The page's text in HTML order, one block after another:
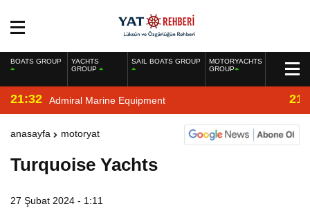
BOATS GROUP
YACHTS
GROUP
SAIL BOATS GROUP
MOTORYACHTS
GROUP
21:32 Admiral Marine Equipment
anasayfa motoryat
Turquoise Yachts
27 Şubat 2024 - 1:11